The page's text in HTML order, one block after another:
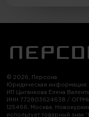
© 2026, Персона
Юридическая информация:
ИП Цыганкова Елена
ИНН 772803624638 /
125466, Москва,
использует товарный